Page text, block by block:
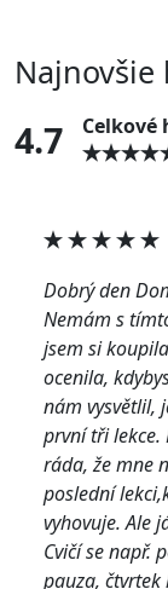
4.7
Dobrý den
Nemám s
jsem si
ocenila,
nám vysvětlil,
první tři lekce.
ráda, že mne
poslední
vyhovuje. Ale
Cvičí se např.
pauza,